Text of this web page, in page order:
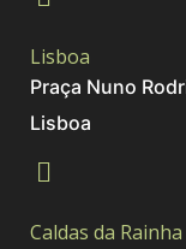
Lisboa
Praça Nuno
Lisboa
Caldas da Rainha